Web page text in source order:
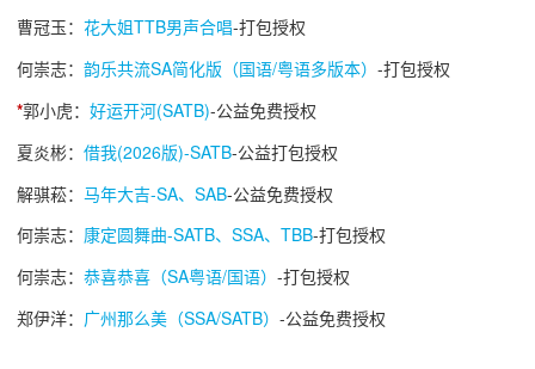
曹冠玉：花大姐TTB男声合唱-打包授权
何崇志：韵乐共流SA简化版（国语/粤语多版本）-打包授权
*郭小虎：好运开河(SATB)-公益免费授权
夏炎彬：借我(2026版)-SATB-公益打包授权
解骐菘：马年大吉-SA、SAB-公益免费授权
何崇志： 康定圆舞曲-SATB、SSA、TBB-打包授权
何崇志：恭喜恭喜（SA粤语/国语）-打包授权
郑伊洋： 广州那么美（SSA/SATB）-公益免费授权